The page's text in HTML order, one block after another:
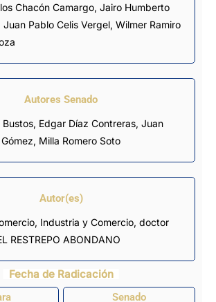
Chacón Camargo, Jairo Humberto
Juan Pablo Celis Vergel, Wilmer Ramiro
Autores Senado
Bustos, Edgar Díaz Contreras, Juan
, Milla Romero Soto
Autor(es)
RESTREPO ABONDANO
Fecha de Radicación
Senado